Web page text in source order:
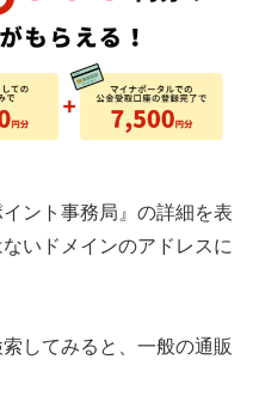
ント事務局』の詳細を表
いドメインのアドレスに
してみると、一般の通販